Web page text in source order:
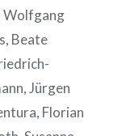
Wolfgang
Beate
Jürgen
Florian